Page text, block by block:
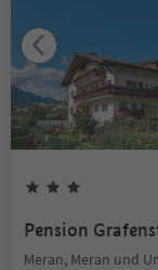
Pension
Meran, Meran und